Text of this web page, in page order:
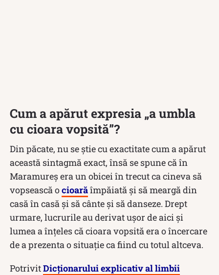
Cum a apărut expresia „a umbla
cu cioara vopsită”?
Din păcate, nu se știe cu exactitate cum a apărut
această sintagmă exact, însă se spune că în
Maramureș era un obicei în trecut ca cineva să
vopsească ocioarăîmpăiată și să meargă din
casă în casă și să cânte și să danseze. Drept
urmare, lucrurile au derivat ușor de aici și
lumea a înțeles că cioara vopsită era o încercare
de a prezenta o situație ca fiind cu totul altceva.
PotrivitDicționarului explicativ al limbii